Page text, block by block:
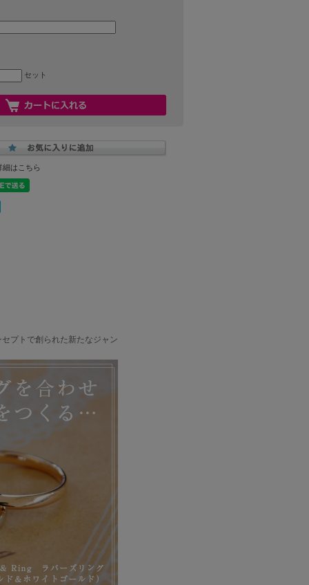
セット
細はこちら
プトで創られた新たなジャン